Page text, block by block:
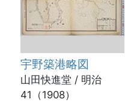
宇野築港略図
山田快進堂 / 明治
41（1908）